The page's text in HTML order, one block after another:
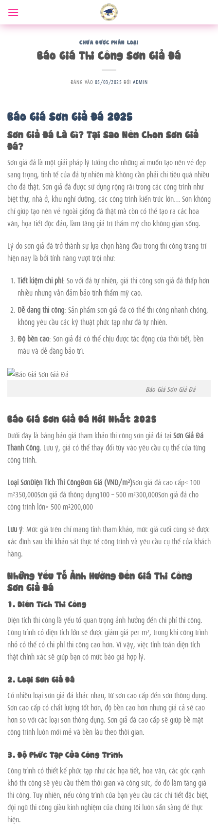
qua
nội
CHƯA ĐƯỢC PHÂN LOẠI
Báo Giá Thi Công Sơn Giả Đá
ĐĂNG VÀO 05/03/2025 BỞIADMIN
Báo Giá Sơn Giả Đá 2025
Sơn Giả Đá Là Gì? Tại Sao Nên Chọn Sơn Giả
Đá?
Sơn giả đá là một giải pháp lý tưởng cho những ai muốn tạo nên vẻ đẹp
sang trọng, tinh tế của đá tự nhiên mà không cần phải chi tiêu quá nhiều
cho đá thật. Sơn giả đá được sử dụng rộng rãi trong các công trình như
biệt thự, nhà ở, khu nghỉ dưỡng, các công trình kiến trúc lớn… Sơn không
chỉ giúp tạo nên vẻ ngoài giống đá thật mà còn có thể tạo ra các hoa
văn, họa tiết độc đáo, làm tăng giá trị thẩm mỹ cho không gian sống.
Lý do sơn giả đá trở thành sự lựa chọn hàng đầu trong thi công trang trí
hiện nay là bởi tính năng vượt trội như:
Tiết kiệm chi phí: So với đá tự nhiên, giá thi công sơn giả đá thấp hơn
nhiều nhưng vẫn đảm bảo tính thẩm mỹ cao.
Dễ dàng thi công: Sản phẩm sơn giả đá có thể thi công nhanh chóng,
không yêu cầu các kỹ thuật phức tạp như đá tự nhiên.
Độ bền cao: Sơn giả đá có thể chịu được tác động của thời tiết, bền
màu và dễ dàng bảo trì.
Báo Giá Sơn Giả Đá
Báo Giá Sơn Giả Đá Mới Nhất 2025
Dưới đây là bảng báo giá tham khảo thi công sơn giả đá tạiSơn Giả Đá
Thành Công. Lưu ý, giá có thể thay đổi tùy vào yêu cầu cụ thể của từng
công trình.
Loại SơnDiện Tích Thi CôngĐơn Giá (VND/m²)Sơn giả đá cao cấp< 100
m²350,000Sơn giả đá thông dụng100 – 500 m²300,000Sơn giả đá cho
công trình lớn> 500 m²200,000
Lưu ý: Mức giá trên chỉ mang tính tham khảo, mức giá cuối cùng sẽ được
xác định sau khi khảo sát thực tế công trình và yêu cầu cụ thể của khách
hàng.
Những Yếu Tố Ảnh Hưởng Đến Giá Thi Công
Sơn Giả Đá
1. Diện Tích Thi Công
Diện tích thi công là yếu tố quan trọng ảnh hưởng đến chi phí thi công.
Công trình có diện tích lớn sẽ được giảm giá per m², trong khi công trình
nhỏ có thể có chi phí thi công cao hơn. Vì vậy, việc tính toán diện tích
thật chính xác sẽ giúp bạn có mức báo giá hợp lý.
2. Loại Sơn Giả Đá
Có nhiều loại sơn giả đá khác nhau, từ sơn cao cấp đến sơn thông dụng.
Sơn cao cấp có chất lượng tốt hơn, độ bền cao hơn nhưng giá cả sẽ cao
hơn so với các loại sơn thông dụng. Sơn giả đá cao cấp sẽ giúp bề mặt
công trình luôn mới mẻ và bền lâu theo thời gian.
3. Độ Phức Tạp Của Công Trình
Công trình có thiết kế phức tạp như các họa tiết, hoa văn, các góc cạnh
khó thi công sẽ yêu cầu thêm thời gian và công sức, do đó làm tăng giá
thi công. Tuy nhiên, nếu công trình của bạn yêu cầu các chi tiết đặc biệt,
đội ngũ thi công giàu kinh nghiệm của chúng tôi luôn sẵn sàng để thực
hiện.